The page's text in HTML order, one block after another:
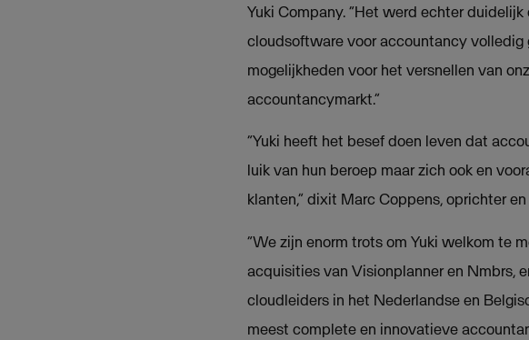
Yuki Company. “Het werd echter
cloudsoftware voor accountancy
mogelijkheden voor het versnellen van
accountancymarkt.”
“Yuki heeft het besef doen leven dat
luik van hun beroep maar zich ook en
klanten,” dixit Marc Coppens, oprichter
“We zijn enorm trots om Yuki welkom te
acquisities van Visionplanner en Nmbrs,
cloudleiders in het Nederlandse en
meest complete en innovatieve